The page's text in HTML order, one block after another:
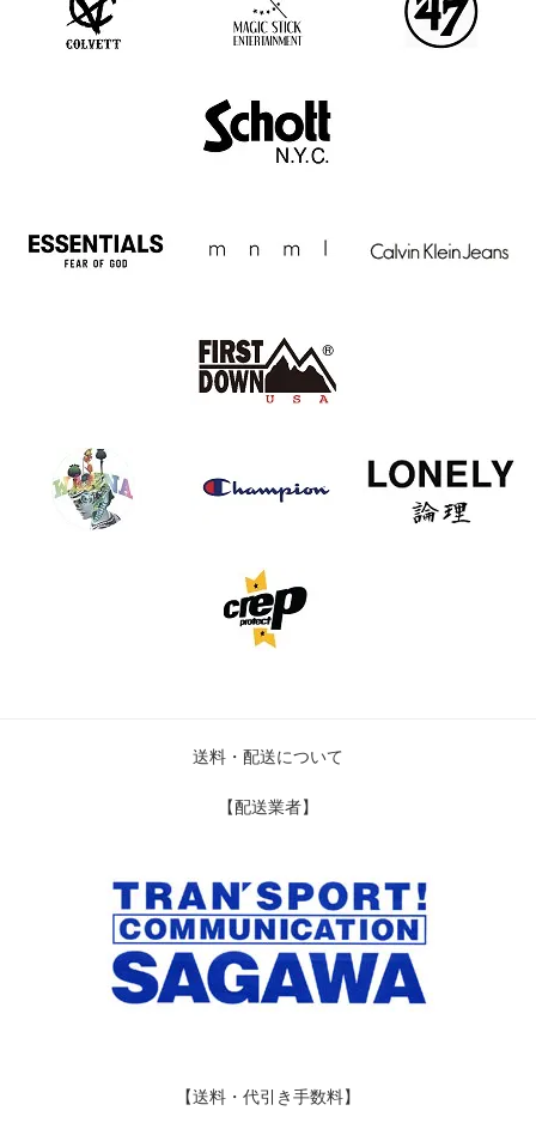
送料・配送について
【配送業者】
【送料・代引き手数料】